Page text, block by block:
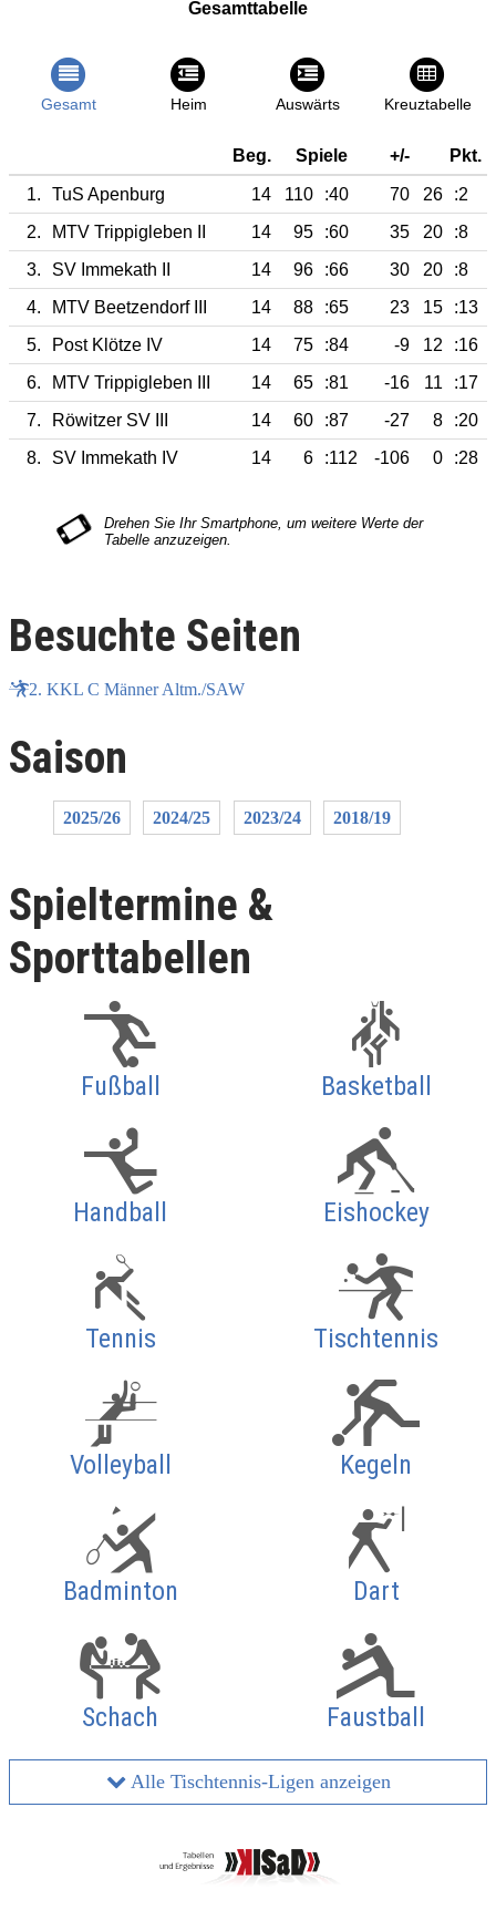
Gesamttabelle
Gesamt Heim Auswärts Kreuztabelle
Beg. Spiele +/- Pkt.
1. TuS Apenburg 14 110 :40 70 26
:2
2.
MTV Trippigleben II 14 95 :60 35 20
:8
3.
SV Immekath II 14 96 :66 30 20
:8
4.
MTV Beetzendorf III 14 88 :65 23 15
:13
5.
Post Klötze IV 14 75 :84 -9 12
:16
6.
MTV Trippigleben III 14 65 :81 -16 11
:17
7.
Röwitzer SV III 14 60 :87 -27 8
:20
8.
SV Immekath IV 14 6 :112 -106 0 :28
Besuchte Seiten
2. KKL C Männer Altm./SAW
Saison
2025/26 2024/25 2023/24 2018/19
Spieltermine &
Sporttabellen
Fußball Basketball
Handball Eishockey
Tennis Tischtennis
Volleyball Kegeln
Badminton Dart
Schach Faustball
Alle Tischtennis-Ligen anzeigen